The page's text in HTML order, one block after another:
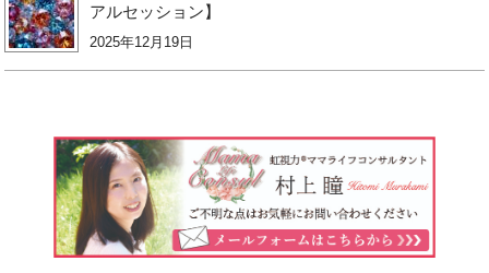
アルセッション】
2025年12月19日